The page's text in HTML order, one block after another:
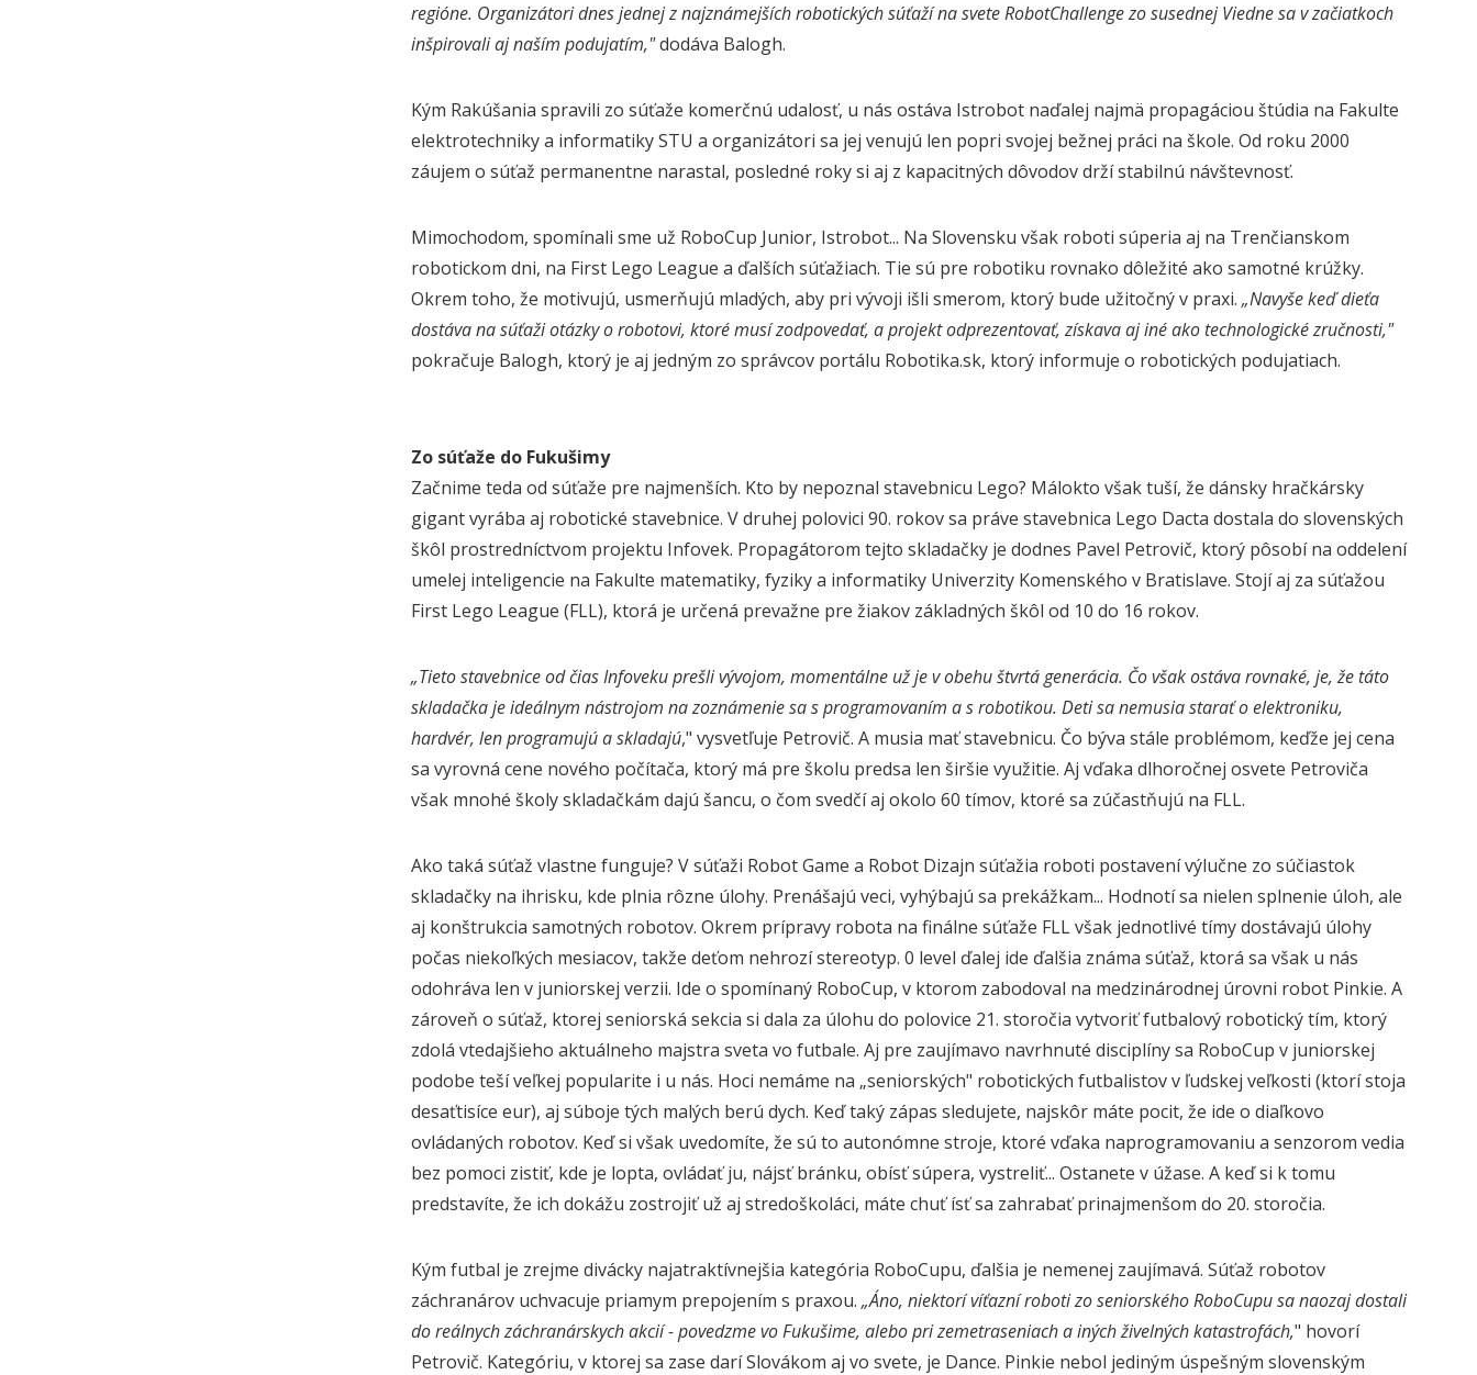
regióne. Organizátori dnes jednej z najznámejších robotických súťaží na svete RobotChallenge zo susednej Viedne sa v začiatkoch
inšpirovali aj naším podujatím,"dodáva Balogh.
Kým Rakúšania spravili zo súťaže komerčnú udalosť, u nás ostáva Istrobot naďalej najmä propagáciou štúdia na Fakulte
elektrotechniky a informatiky STU a organizátori sa jej venujú len popri svojej bežnej práci na škole. Od roku 2000
záujem o súťaž permanentne narastal, posledné roky si aj z kapacitných dôvodov drží stabilnú návštevnosť.
Mimochodom, spomínali sme už RoboCup Junior, Istrobot... Na Slovensku však roboti súperia aj na Trenčianskom
robotickom dni, na First Lego League a ďalších súťažiach. Tie sú pre robotiku rovnako dôležité ako samotné krúžky.
Okrem toho, že motivujú, usmerňujú mladých, aby pri vývoji išli smerom, ktorý bude užitočný v praxi. „Navyše keď dieťa
dostáva na súťaži otázky o robotovi, ktoré musí zodpovedať, a projekt odprezentovať, získava aj iné ako technologické zručnosti,"
pokračuje Balogh, ktorý je aj jedným zo správcov portálu Robotika.sk, ktorý informuje o robotických podujatiach.
Zo súťaže do Fukušimy
Začnime teda od súťaže pre najmenších. Kto by nepoznal stavebnicu Lego? Málokto však tuší, že dánsky hračkársky
gigant vyrába aj robotické stavebnice. V druhej polovici 90. rokov sa práve stavebnica Lego Dacta dostala do slovenských
škôl prostredníctvom projektu Infovek. Propagátorom tejto skladačky je dodnes Pavel Petrovič, ktorý pôsobí na oddelení
umelej inteligencie na Fakulte matematiky, fyziky a informatiky Univerzity Komenského v Bratislave. Stojí aj za súťažou
First Lego League (FLL), ktorá je určená prevažne pre žiakov základných škôl od 10 do 16 rokov.
„Tieto stavebnice od čias Infoveku prešli vývojom, momentálne už je v obehu štvrtá generácia. Čo však ostáva rovnaké, je, že táto
skladačka je ideálnym nástrojom na zoznámenie sa s programovaním a s robotikou. Deti sa nemusia starať o elektroniku,
hardvér, len programujú a skladajú," vysvetľuje Petrovič. A musia mať stavebnicu. Čo býva stále problémom, keďže jej cena
sa vyrovná cene nového počítača, ktorý má pre školu predsa len širšie využitie. Aj vďaka dlhoročnej osvete Petroviča
však mnohé školy skladačkám dajú šancu, o čom svedčí aj okolo 60 tímov, ktoré sa zúčastňujú na FLL.
Ako taká súťaž vlastne funguje? V súťaži Robot Game a Robot Dizajn súťažia roboti postavení výlučne zo súčiastok
skladačky na ihrisku, kde plnia rôzne úlohy. Prenášajú veci, vyhýbajú sa prekážkam... Hodnotí sa nielen splnenie úloh, ale
aj konštrukcia samotných robotov. Okrem prípravy robota na finálne súťaže FLL však jednotlivé tímy dostávajú úlohy
počas niekoľkých mesiacov, takže deťom nehrozí stereotyp. 0 level ďalej ide ďalšia známa súťaž, ktorá sa však u nás
odohráva len v juniorskej verzii. Ide o spomínaný RoboCup, v ktorom zabodoval na medzinárodnej úrovni robot Pinkie. A
zároveň o súťaž, ktorej seniorská sekcia si dala za úlohu do polovice 21. storočia vytvoriť futbalový robotický tím, ktorý
zdolá vtedajšieho aktuálneho majstra sveta vo futbale. Aj pre zaujímavo navrhnuté disciplíny sa RoboCup v juniorskej
podobe teší veľkej popularite i u nás. Hoci nemáme na „seniorských" robotických futbalistov v ľudskej veľkosti (ktorí stoja
desaťtisíce eur), aj súboje tých malých berú dych. Keď taký zápas sledujete, najskôr máte pocit, že ide o diaľkovo
ovládaných robotov. Keď si však uvedomíte, že sú to autonómne stroje, ktoré vďaka naprogramovaniu a senzorom vedia
bez pomoci zistiť, kde je lopta, ovládať ju, nájsť bránku, obísť súpera, vystreliť... Ostanete v úžase. A keď si k tomu
predstavíte, že ich dokážu zostrojiť už aj stredoškoláci, máte chuť ísť sa zahrabať prinajmenšom do 20. storočia.
Kým futbal je zrejme divácky najatraktívnejšia kategória RoboCupu, ďalšia je nemenej zaujímavá. Súťaž robotov
záchranárov uchvacuje priamym prepojením s praxou. „Áno, niektorí víťazní roboti zo seniorského RoboCupu sa naozaj dostali
do reálnych záchranárskych akcií - povedzme vo Fukušime, alebo pri zemetraseniach a iných živelných katastrofách," hovorí
Petrovič. Kategóriu, v ktorej sa zase darí Slovákom aj vo svete, je Dance. Pinkie nebol jediným úspešným slovenským